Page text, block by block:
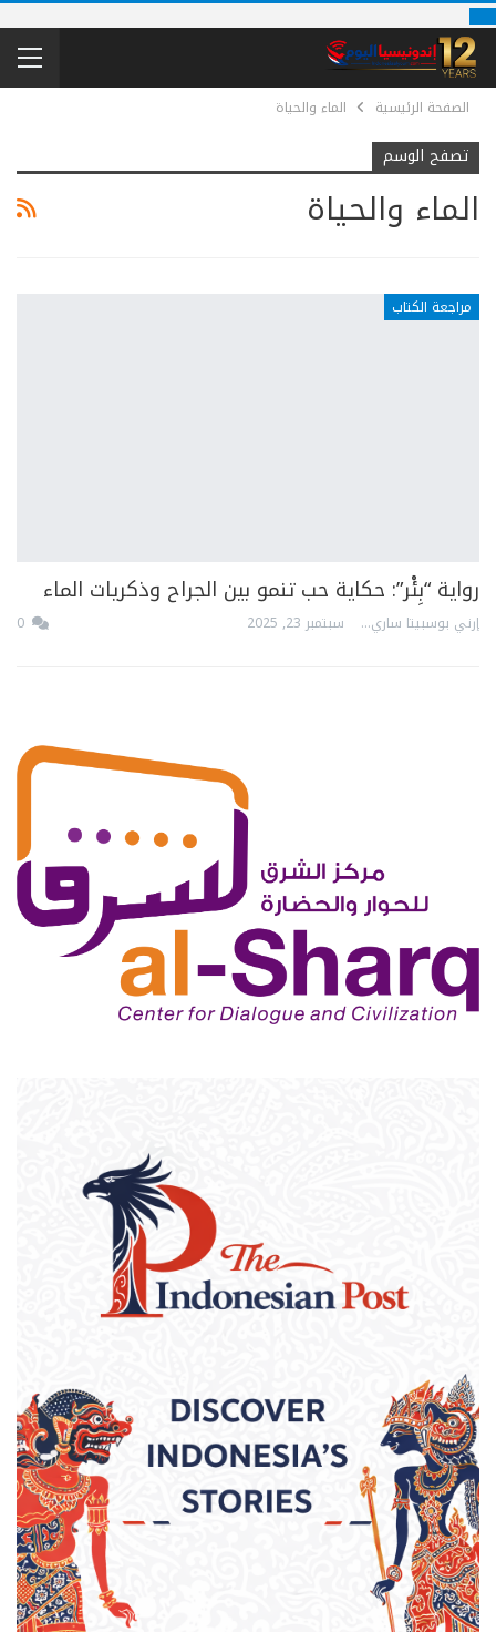
الصفحة الرئيسية الماء والحياة
تصفح الوسم
الماء والحياة
مراجعة الكتاب
رواية “بِئْر”: حكاية حب تنمو بين الجراح وذكريات الماء
إرني بوسبيتا ساري سبتمبر 23, 2025